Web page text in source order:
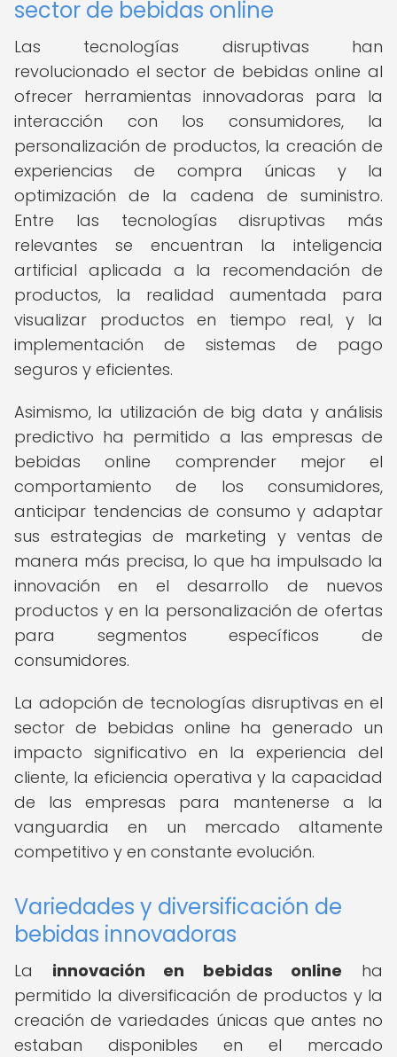
sector de bebidas online
Las tecnologías disruptivas han
revolucionado el sector de bebidas online al
ofrecer herramientas innovadoras para la
interacción con los consumidores, la
personalización de productos, la creación de
experiencias de compra únicas y la
optimización de la cadena de suministro.
Entre las tecnologías disruptivas más
relevantes se encuentran la inteligencia
artificial aplicada a la recomendación de
productos, la realidad aumentada para
visualizar productos en tiempo real, y la
implementación de sistemas de pago
seguros y eficientes.
Asimismo, la utilización de big data y análisis
predictivo ha permitido a las empresas de
bebidas online comprender mejor el
comportamiento de los consumidores,
anticipar tendencias de consumo y adaptar
sus estrategias de marketing y ventas de
manera más precisa, lo que ha impulsado la
innovación en el desarrollo de nuevos
productos y en la personalización de ofertas
para segmentos específicos de
consumidores.
La adopción de tecnologías disruptivas en el
sector de bebidas online ha generado un
impacto significativo en la experiencia del
cliente, la eficiencia operativa y la capacidad
de las empresas para mantenerse a la
vanguardia en un mercado altamente
competitivo y en constante evolución.
Variedades y diversificación de
bebidas innovadoras
La innovación en bebidas online ha
permitido la diversificación de productos y la
creación de variedades únicas que antes no
estaban disponibles en el mercado